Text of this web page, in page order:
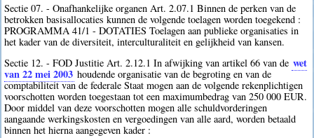
Sectie 07. - Onafhankelijke organen Art. 2.07.1 Binnen de perken van de
betrokken basisallocaties kunnen de volgende toelagen worden toegekend :
PROGRAMMA 41/1 - DOTATIES Toelagen aan publieke organisaties in
het kader van de diversiteit, interculturaliteit en gelijkheid van kansen.
Sectie 12. - FOD Justitie Art. 2.12.1 In afwijking van artikel 66 van de wet
van 22 mei 2003 houdende organisatie van de begroting en van de
comptabiliteit van de federale Staat mogen aan de volgende rekenplichtigen
voorschotten worden toegestaan tot een maximumbedrag van 250 000 EUR.
Door middel van deze voorschotten mogen alle schuldvorderingen
aangaande werkingskosten en vergoedingen van alle aard, worden betaald
binnen het hierna aangegeven kader :